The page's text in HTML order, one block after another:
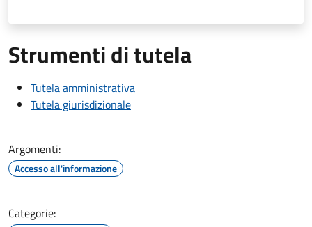
Strumenti di tutela
Tutela amministrativa
Tutela giurisdizionale
Argomenti:
Accesso all'informazione
Categorie: